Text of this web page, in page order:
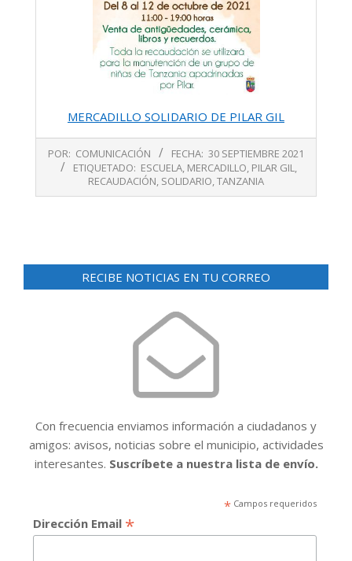
MERCADILLO SOLIDARIO DE PILAR GIL
09-
POR: COMUNICACIÓN FECHA: 30 SEPTIEMBRE 2021
ETIQUETADO: ESCUELA, MERCADILLO, PILAR GIL,
RECAUDACIÓN, SOLIDARIO,TANZANIA
RECIBE NOTICIAS EN TU CORREO
Con frecuencia enviamos información a ciudadanos y
amigos: avisos, noticias sobre el municipio, actividades
interesantes. Suscríbete a nuestra lista de envío.
*Campos requeridos
Dirección Email *